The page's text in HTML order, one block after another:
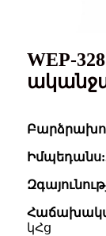
WEP-
Իմպեդանս:
կՀց